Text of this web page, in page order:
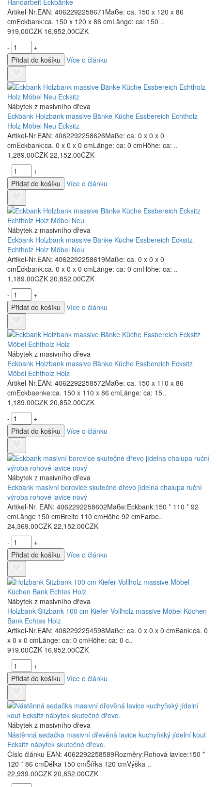
Handarbeit Eckbänke
Artikel-Nr.EAN: 4062292258671Maße: ca. 150 x 120 x 86
cmEckbank:ca. 150 x 120 x 86 cmLänge: ca: 150 ..
919.00CZK 16,952.00CZK
-
+
Přidat do košíku
Více o článku
Nábytek z masivního dřeva
Eckbank Holzbank massive Bänke Küche Essbereich Echtholz
Holz Möbel Neu Ecksitz
Artikel-Nr.EAN: 4062292258626Maße: ca. 0 x 0 x 0
cmEckbank:ca. 0 x 0 x 0 cmLänge: ca: 0 cmHöhe: ca: ..
1,289.00CZK 22,152.00CZK
-
+
Přidat do košíku
Více o článku
Nábytek z masivního dřeva
Eckbank Holzbank massive Bänke Küche Essbereich Ecksitz
Echtholz Holz Möbel Neu
Artikel-Nr.EAN: 4062292258619Maße: ca. 0 x 0 x 0
cmEckbank:ca. 0 x 0 x 0 cmLänge: ca: 0 cmHöhe: ca: ..
1,189.00CZK 20,852.00CZK
-
+
Přidat do košíku
Více o článku
Nábytek z masivního dřeva
Eckbank Holzbank massive Bänke Küche Essbereich Ecksitz
Möbel Echtholz Holz
Artikel-Nr.EAN: 4062292258572Maße: ca. 150 x 110 x 86
cmEckbaenke:ca. 150 x 110 x 86 cmLänge: ca: 15..
1,189.00CZK 20,852.00CZK
-
+
Přidat do košíku
Více o článku
Nábytek z masivního dřeva
Eckbank masivní borovice skutečné dřevo jídelna chalupa ruční
výroba rohové lavice nový
Artikel-Nr. EAN: 4062292258602Maße:Eckbank:150 * 110 * 92
cmLänge 150 cmBreite 110 cmHöhe 92 cmFarbe..
24,369.00CZK 22,152.00CZK
-
+
Přidat do košíku
Více o článku
Nábytek z masivního dřeva
Holzbank Sitzbank 100 cm Kiefer Vollholz massive Möbel Küchen
Bank Echtes Holz
Artikel-Nr.EAN: 4062292254598Maße: ca. 0 x 0 x 0 cmBank:ca. 0
x 0 x 0 cmLänge: ca: 0 cmHöhe: ca: 0 c..
919.00CZK 16,952.00CZK
-
+
Přidat do košíku
Více o článku
Nábytek z masivního dřeva
Nástěnná sedačka masivní dřevěná lavice kuchyňský jídelní kout
Ecksitz nábytek skutečné dřevo.
Číslo článku EAN: 4062292258589Rozměry:Rohová lavice:150 *
120 * 86 cmDélka 150 cmŠířka 120 cmVýška ..
22,939.00CZK 20,852.00CZK